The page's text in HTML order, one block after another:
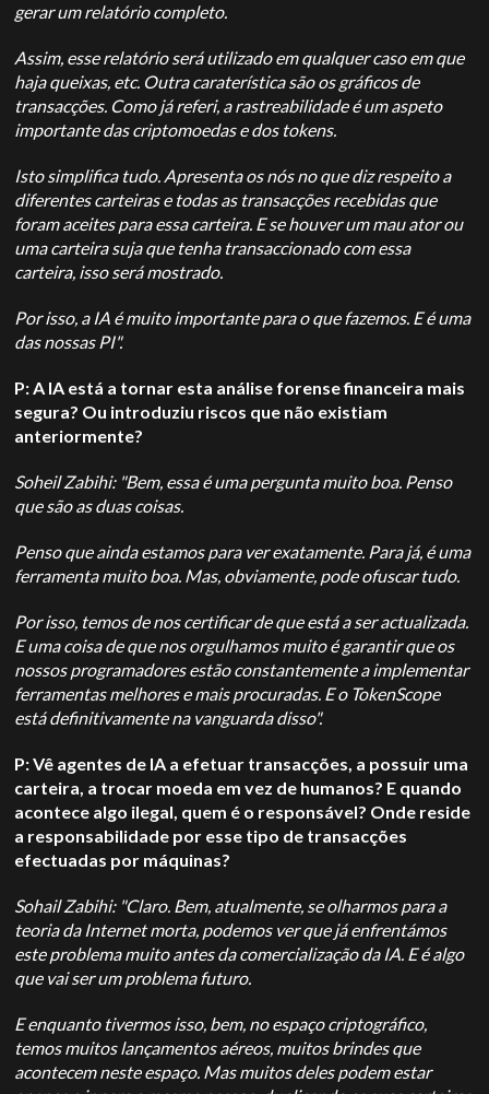
gerar um relatório completo.
Assim, esse relatório será utilizado em qualquer caso em que
haja queixas, etc. Outra caraterística são os gráficos de
transacções. Como já referi, a rastreabilidade é um aspeto
importante das criptomoedas e dos tokens.
Isto simplifica tudo. Apresenta os nós no que diz respeito a
diferentes carteiras e todas as transacções recebidas que
foram aceites para essa carteira. E se houver um mau ator ou
uma carteira suja que tenha transaccionado com essa
carteira, isso será mostrado.
Por isso, a IA é muito importante para o que fazemos. E é uma
das nossas PI".
P: A IA está a tornar esta análise forense financeira mais
segura? Ou introduziu riscos que não existiam
anteriormente?
Soheil Zabihi: "Bem, essa é uma pergunta muito boa. Penso
que são as duas coisas.
Penso que ainda estamos para ver exatamente. Para já, é uma
ferramenta muito boa. Mas, obviamente, pode ofuscar tudo.
Por isso, temos de nos certificar de que está a ser actualizada.
E uma coisa de que nos orgulhamos muito é garantir que os
nossos programadores estão constantemente a implementar
ferramentas melhores e mais procuradas. E o TokenScope
está definitivamente na vanguarda disso".
P: Vê agentes de IA a efetuar transacções, a possuir uma
carteira, a trocar moeda em vez de humanos? E quando
acontece algo ilegal, quem é o responsável? Onde reside
a responsabilidade por esse tipo de transacções
efectuadas por máquinas?
Sohail Zabihi: "Claro. Bem, atualmente, se olharmos para a
teoria da Internet morta, podemos ver que já enfrentámos
este problema muito antes da comercialização da IA. E é algo
que vai ser um problema futuro.
E enquanto tivermos isso, bem, no espaço criptográfico,
temos muitos lançamentos aéreos, muitos brindes que
acontecem neste espaço. Mas muitos deles podem estar